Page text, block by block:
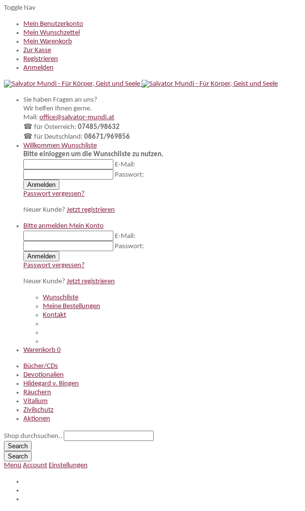
Toggle Nav
Mein Benutzerkonto
Mein Wunschzettel
Mein Warenkorb
Zur Kasse
Registrieren
Anmelden
Sie haben Fragen an uns?
Wir helfen Ihnen gerne.
Mail: office@salvator-mundi.at
☎ für Österreich: 07485/98632
☎ für Deutschland: 08671/969856
Willkommen Wunschliste
Bitte einloggen um die Wunschliste zu nutzen.
E-Mail:
Passwort:
Anmelden
Passwort vergessen?
Neuer Kunde? Jetzt registrieren
Bitte anmelden Mein Konto
E-Mail:
Passwort:
Anmelden
Passwort vergessen?
Neuer Kunde? Jetzt registrieren
Wunschliste
Meine Bestellungen
Kontakt
Warenkorb 0
Bücher/CDs
Devotionalien
Hildegard v. Bingen
Räuchern
Vitalium
Zivilschutz
Aktionen
Shop durchsuchen..
Search
Search
Menü Account Einstellungen